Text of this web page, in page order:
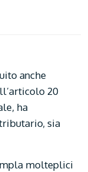
anche
20
ha
sia
molteplici